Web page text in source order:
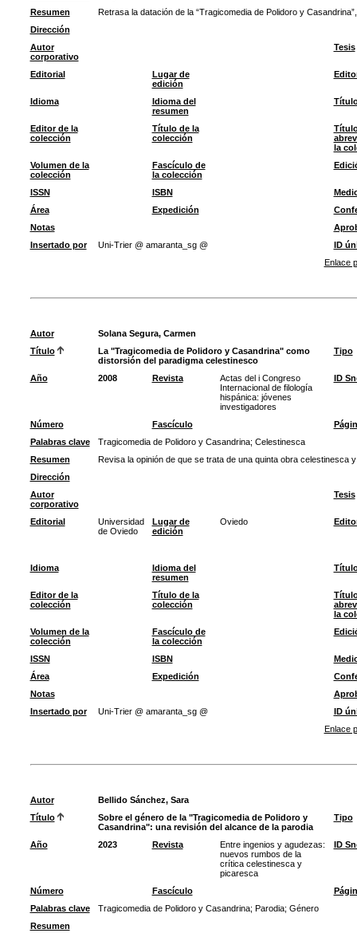
Resumen
Retrasa la datación de la “Tragicomedia de Polidoro y
Dirección
Autor
corporativo
Tesis
Editorial
Lugar de
edición
Idioma
Idioma del
resumen
Editor de la
colección
Título de la
colección
la
Volumen de la
colección
Fascículo de
la colección
ISSN ISBN
Área
Expedición
Notas
Insertado por
Uni-Trier @ amaranta_sg @
ID
Enlace
Autor
Solana Segura, Carmen
Título
La "Tragicomedia de Polidoro y Casandrina" como
distorsión del paradigma celestinesco
Tipo
Año 2008 Revista
Actas del i Congreso
Internacional de filología
hispánica: jóvenes
investigadores
ID
Número Fascículo
Palabras clave
Tragicomedia de Polidoro y Casandrina; Celestinesca
Resumen
Revisa la opinión de que se trata de una quinta obra celestinesca
Dirección
Autor
corporativo
Tesis
Editorial
Universidad
de Oviedo
Lugar de
edición
Oviedo
Idioma
Idioma del
resumen
Editor de la
colección
Título de la
colección
la
Volumen de la
colección
Fascículo de
la colección
ISSN ISBN
Área
Expedición
Notas
Insertado por
Uni-Trier @ amaranta_sg @
ID
Enlace
Autor
Bellido Sánchez, Sara
Título
Sobre el género de la "Tragicomedia de Polidoro y
Casandrina": una revisión del alcance de la parodia
Tipo
Año 2023 Revista
Entre ingenios y agudezas:
nuevos rumbos de la
crítica celestinesca y
picaresca
ID
Número Fascículo
Palabras clave
Tragicomedia de Polidoro y Casandrina; Parodia; Género
Resumen